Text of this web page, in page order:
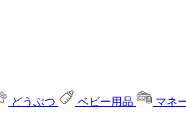
どうぶつ ベビー用品
マネ